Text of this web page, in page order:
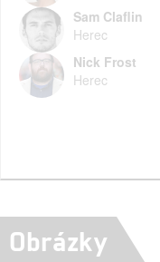
Sam Claflin
Herec
Nick Frost
Herec
Obrázky